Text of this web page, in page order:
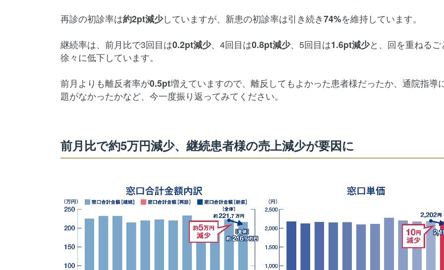
再診の初診率は約2pt減少していますが、新患の初診率は引き続き74%を維持しています。
継続率は、前月比で3回目は0.2pt減少、4回目は0.8pt減少、5回目は1.6pt減少と、回を重ねるご
徐々に低下しています。
前月よりも離反者率が0.5pt増えていますので、離反してもよかった患者様だったか、通院指導
題がなかったかなど、今一度振り返ってみてください。
前月比で約5万円減少、継続患者様の売上減少が要因に